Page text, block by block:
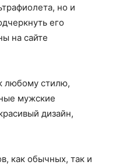
но и
его
на сайте
любому стилю,
мужские
дизайн,
как обычных, так и